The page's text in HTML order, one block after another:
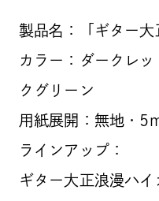
製品名：「ギター大
カラー：ダークレ
クグリーン
用紙展開：無地・
ラインアップ：
ギター大正浪漫ハ